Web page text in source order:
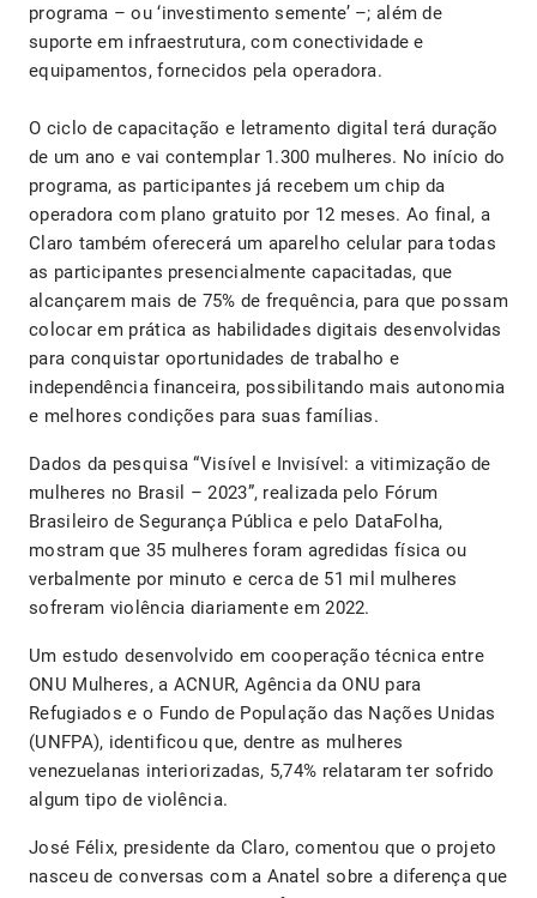
programa – ou ‘investimento semente’ –; além de
suporte em infraestrutura, com conectividade e
equipamentos, fornecidos pela operadora.
O ciclo de capacitação e letramento digital terá duração
de um ano e vai contemplar 1.300 mulheres. No início do
programa, as participantes já recebem um chip da
operadora com plano gratuito por 12 meses. Ao final, a
Claro também oferecerá um aparelho celular para todas
as participantes presencialmente capacitadas, que
alcançarem mais de 75% de frequência, para que possam
colocar em prática as habilidades digitais desenvolvidas
para conquistar oportunidades de trabalho e
independência financeira, possibilitando mais autonomia
e melhores condições para suas famílias.
Dados da pesquisa “Visível e Invisível: a vitimização de
mulheres no Brasil – 2023”, realizada pelo Fórum
Brasileiro de Segurança Pública e pelo DataFolha,
mostram que 35 mulheres foram agredidas física ou
verbalmente por minuto e cerca de 51 mil mulheres
sofreram violência diariamente em 2022.
Um estudo desenvolvido em cooperação técnica entre
ONU Mulheres, a ACNUR, Agência da ONU para
Refugiados e o Fundo de População das Nações Unidas
(UNFPA), identificou que, dentre as mulheres
venezuelanas interiorizadas, 5,74% relataram ter sofrido
algum tipo de violência.
José Félix, presidente da Claro, comentou que o projeto
nasceu de conversas com a Anatel sobre a diferença que